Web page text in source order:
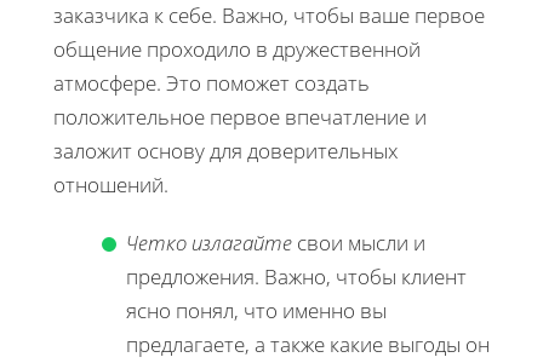
заказчика к себе. Важно, чтобы ваше первое
общение проходило в дружественной
атмосфере. Это поможет создать
положительное первое впечатление и
заложит основу для доверительных
отношений.
Четко излагайте свои мысли и
предложения. Важно, чтобы клиент
ясно понял, что именно вы
предлагаете, а также какие выгоды он